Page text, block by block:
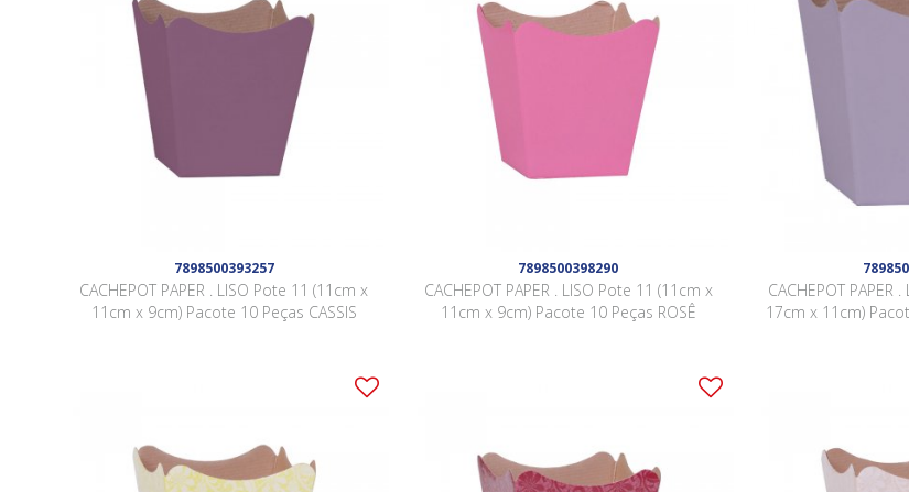
7898500393257
CACHEPOT PAPER . LISO Pote 11 (11cm x
11cm x 9cm) Pacote 10 Peças CASSIS
7898500398290
CACHEPOT PAPER . LISO Pote 11 (11cm x
11cm x 9cm) Pacote 10 Peças ROSÊ
CACHEPOT PAPER
17cm x 11cm)